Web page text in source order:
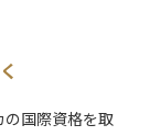
の国際資格を取